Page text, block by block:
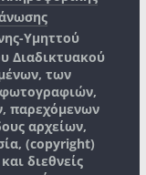
Υμηττού
Διαδικτυακού
των
παρεχόμενων
αρχείων,
(copyright)
διεθνείς